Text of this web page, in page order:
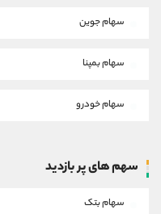
سهام جوین
سهام بمپنا
سهام خودرو
سهم های پر بازدید
سهام بتک